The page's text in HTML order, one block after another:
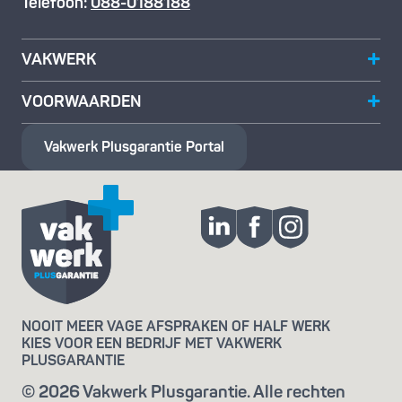
VAKWERK
VOORWAARDEN
Vakwerk Plusgarantie Portal
NOOIT MEER VAGE AFSPRAKEN OF HALF WERK
KIES VOOR EEN BEDRIJF MET VAKWERK
PLUSGARANTIE
© 2026 Vakwerk Plusgarantie. Alle rechten